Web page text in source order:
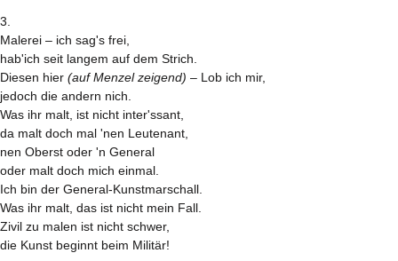
3.
Malerei – ich sag's frei,
hab'ich seit langem auf dem Strich.
Diesen hier (auf Menzel zeigend) – Lob ich mir,
jedoch die andern nich.
Was ihr malt, ist nicht inter'ssant,
da malt doch mal 'nen Leutenant,
nen Oberst oder 'n General
oder malt doch mich einmal.
Ich bin der General-Kunstmarschall.
Was ihr malt, das ist nicht mein Fall.
Zivil zu malen ist nicht schwer,
die Kunst beginnt beim Militär!